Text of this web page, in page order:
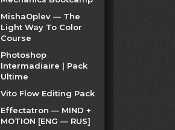
MishaOplev — The
Light Way To Color
Course
Photoshop
Intermadiaire | Pack
Ultime
Vito Flow Editing Pack
Effectatron — MIND +
MOTION [ENG — RUS]